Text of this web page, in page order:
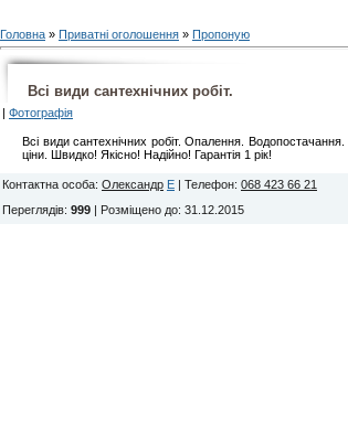
Головна » Приватні оголошення » Пропоную
Всі види сантехнічних робіт.
Фотографія
Всі види сантехнічних робіт. Опалення. Водопостачання.
ціни. Швидко! Якісно! Надійно! Гарантія 1 рік!
Контактна особа: Олександр E Телефон: 068 423 66 21
Переглядів: 999 Розміщено до: 31.12.2015